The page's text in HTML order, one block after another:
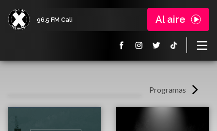
96.5 FM Cali Al aire
Programas